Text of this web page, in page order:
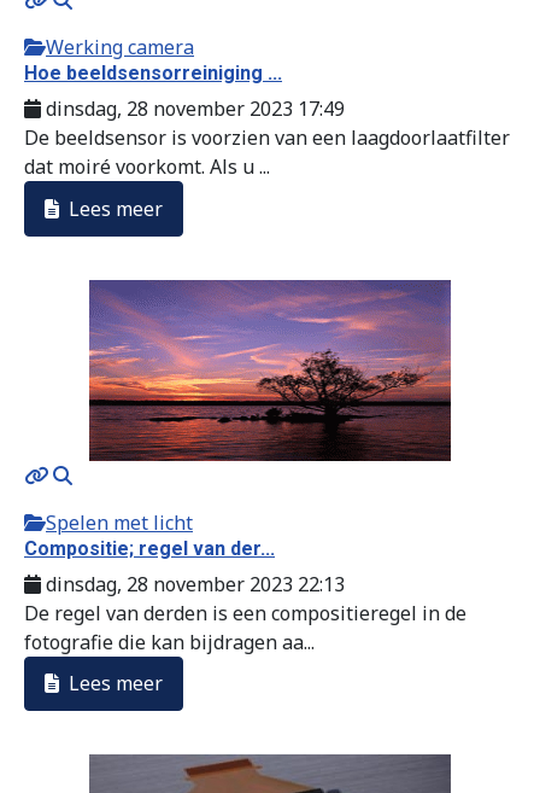
Werking camera
Hoe beeldsensorreiniging ...
dinsdag, 28 november 2023 17:49
De beeldsensor is voorzien van een laagdoorlaatfilter
dat moiré voorkomt. Als u ...
Lees meer
Spelen met licht
Compositie; regel van der...
dinsdag, 28 november 2023 22:13
De regel van derden is een compositieregel in de
fotografie die kan bijdragen aa...
Lees meer